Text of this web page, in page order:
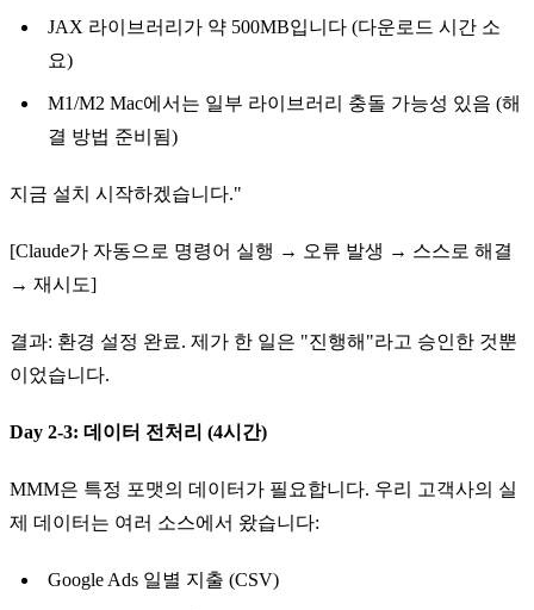
JAX 라이브러리가 약 500MB입니다 (다운로드 시간 소
요)
M1/M2 Mac에서는 일부 라이브러리 충돌 가능성 있음 (해
결 방법 준비됨)
지금 설치 시작하겠습니다."
[Claude가 자동으로 명령어 실행 → 오류 발생 → 스스로 해결
→ 재시도]
결과: 환경 설정 완료. 제가 한 일은 "진행해"라고 승인한 것뿐
이었습니다.
Day 2-3: 데이터 전처리 (4시간)
MMM은 특정 포맷의 데이터가 필요합니다. 우리 고객사의 실
제 데이터는 여러 소스에서 왔습니다:
Google Ads 일별 지출 (CSV)